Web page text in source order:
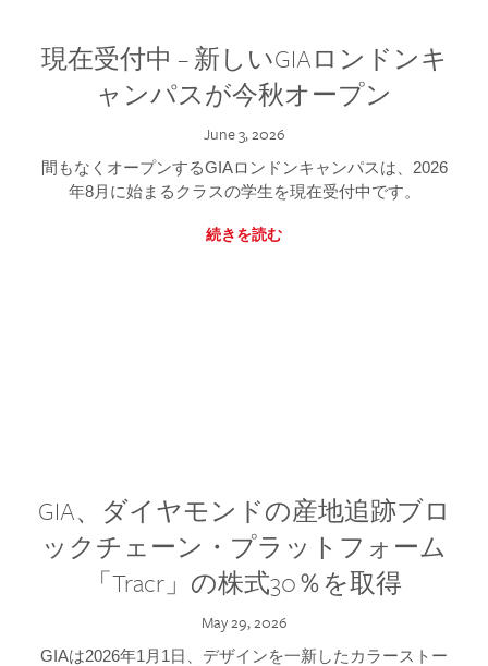
現在受付中 – 新しいGIAロンドンキ
ャンパスが今秋オープン
June 3, 2026
間もなくオープンするGIAロンドンキャンパスは、2026
年8月に始まるクラスの学生を現在受付中です。
続きを読む
GIA、ダイヤモンドの産地追跡ブロ
ックチェーン・プラットフォーム
「Tracr」の株式30％を取得
May 29, 2026
GIAは2026年1月1日、デザインを一新したカラーストー